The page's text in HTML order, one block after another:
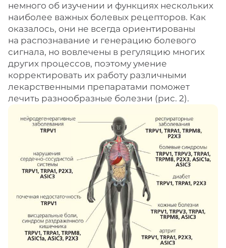
немного об изучении и функциях нескольких
наиболее важных болевых рецепторов. Как
оказалось, они не всегда ориентированы
на распознавание и генерацию болевого
сигнала, но вовлечены в регуляцию многих
других процессов, поэтому умение
корректировать их работу различными
лекарственными препаратами поможет
лечить разнообразные болезни (рис. 2).